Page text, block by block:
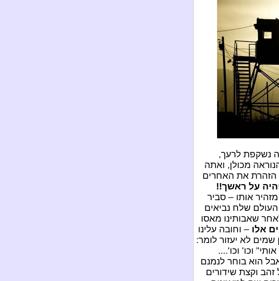
נשקפת לרעך,
מכולן, ואתה
הזהרת את האחרים
על ראשך!!
אותו – סביר
שלח נביאים
שאבותינו מאסו
אלו – וחובה עלינו
שמים לא יעזור לומר:
וכו' וכו'....
הוא בוחר לנמנם
זהב וקצת שידורים